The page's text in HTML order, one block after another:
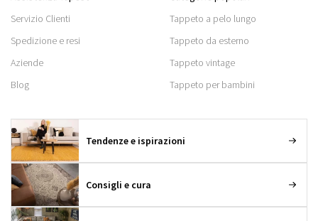
Servizio Clienti
Spedizione e resi
Aziende
Blog
Tappeto a pelo lungo
Tappeto da esterno
Tappeto vintage
Tappeto per bambini
Tendenze e ispirazioni
Consigli e cura